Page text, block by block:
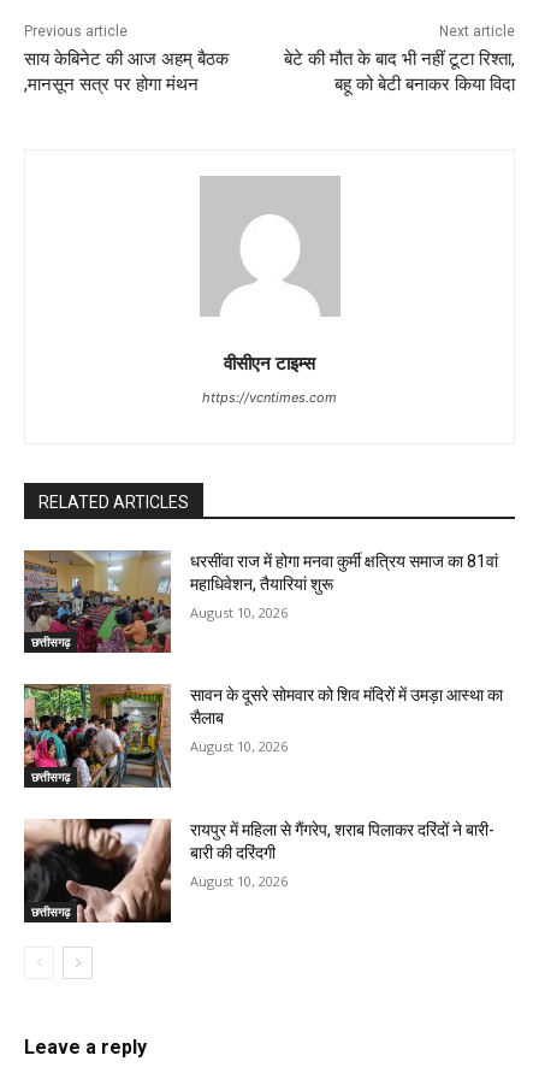
Previous article
साय केबिनेट की आज अहम् बैठक
,मानसून सत्र पर होगा मंथन
Next article
बेटे की मौत के बाद भी नहीं टूटा रिश्ता,
बहू को बेटी बनाकर किया विदा
वीसीएन टाइम्स
https://vcntimes.com
RELATED ARTICLES
छत्तीसगढ़
धरसींवा राज में होगा मनवा कुर्मी क्षत्रिय समाज का 81वां
महाधिवेशन, तैयारियां शुरू
August 10, 2026
छत्तीसगढ़
सावन के दूसरे सोमवार को शिव मंदिरों में उमड़ा आस्था का
सैलाब
August 10, 2026
छत्तीसगढ़
रायपुर में महिला से गैंगरेप, शराब पिलाकर दरिंदों ने बारी-
बारी की दरिंदगी
August 10, 2026
Leave a reply